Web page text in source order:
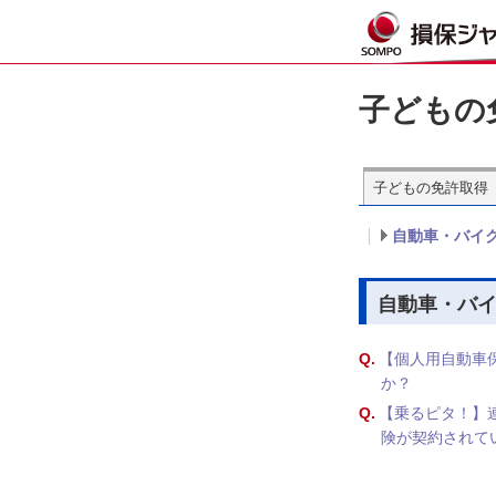
子どもの
子どもの免許取得
自動車・バイ
自動車・バ
Q.
【個人用自動
か？
Q.
【乗るピタ！
険が契約され